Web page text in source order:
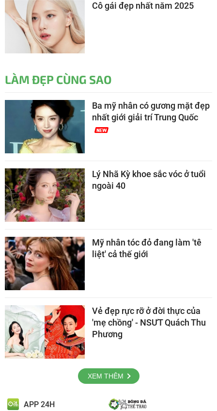
Cô gái đẹp nhất năm 2025
LÀM ĐẸP CÙNG SAO
Ba mỹ nhân có gương mặt đẹp
nhất giới giải trí Trung Quốc
Lý Nhã Kỳ khoe sắc vóc ở tuổi
ngoài 40
Mỹ nhân tóc đỏ đang làm 'tê
liệt' cả thế giới
Vẻ đẹp rực rỡ ở đời thực của
'mẹ chồng' - NSƯT Quách Thu
Phương
XEM THÊM
APP 24H